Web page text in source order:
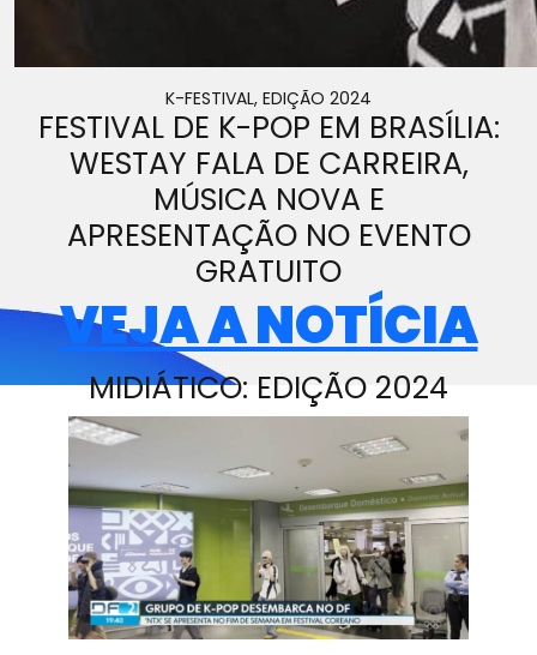
K-FESTIVAL, EDIÇÃO 2024
FESTIVAL DE K-POP EM BRASÍLIA:
WESTAY FALA DE CARREIRA,
MÚSICA NOVA E
APRESENTAÇÃO NO EVENTO
GRATUITO
VEJA A NOTÍCIA
MIDIÁTICO: EDIÇÃO 2024